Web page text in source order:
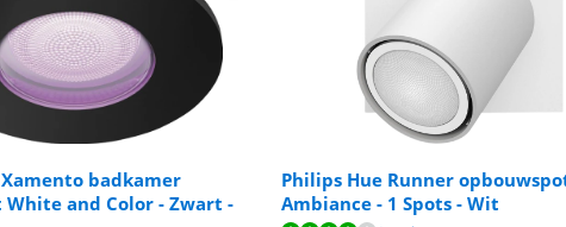
badkamer
and Color - Zwart -
Philips Hue Runner
Ambiance - 1 Spots - Wit